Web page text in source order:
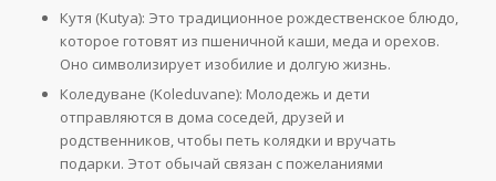
Кутя (Kutya): Это традиционное рождественское блюдо,
которое готовят из пшеничной каши, меда и орехов.
Оно символизирует изобилие и долгую жизнь.
Коледуване (Koleduvane): Молодежь и дети
отправляются в дома соседей, друзей и
родственников, чтобы петь колядки и вручать
подарки. Этот обычай связан с пожеланиями